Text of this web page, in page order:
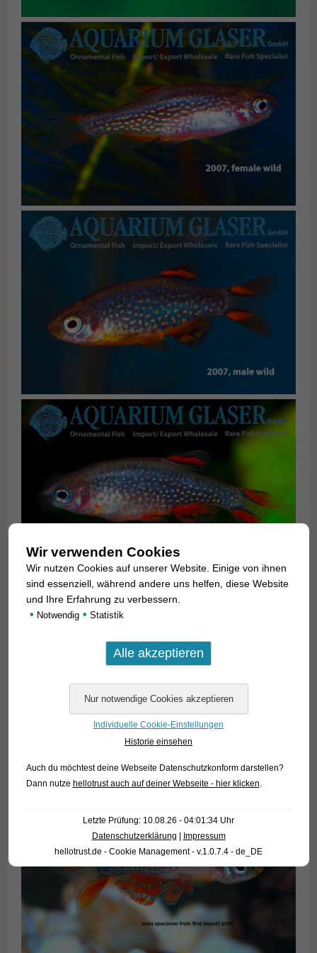
Wir verwenden Cookies
Wir nutzen Cookies auf unserer Website. Einige von ihnen
sind essenziell, während andere uns helfen, diese Website
und Ihre Erfahrung zu verbessern.
• Notwendig • Statistik
Individuelle Cookie-Einstellungen
Historie einsehen
Auch du möchtest deine Webseite Datenschutzkonform darstellen?
Dann nutze hellotrust auch auf deiner Webseite - hier klicken
Letzte Prüfung: 10.08.26 - 04:01:34 Uhr
Datenschutzerklärung | Impressum
hellotrust.de - Cookie Management - v.1.0.7.4 - de_DE